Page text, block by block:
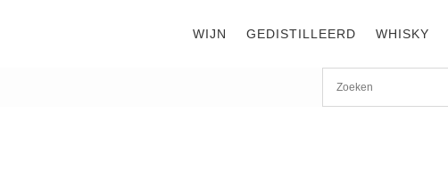
WIJN GEDISTILLEERD WHISKY